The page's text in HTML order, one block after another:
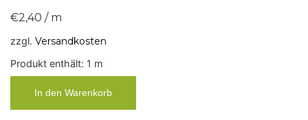
€2,40 / m
zzgl. Versandkosten
Produkt enthält: 1 m
In den Warenkorb